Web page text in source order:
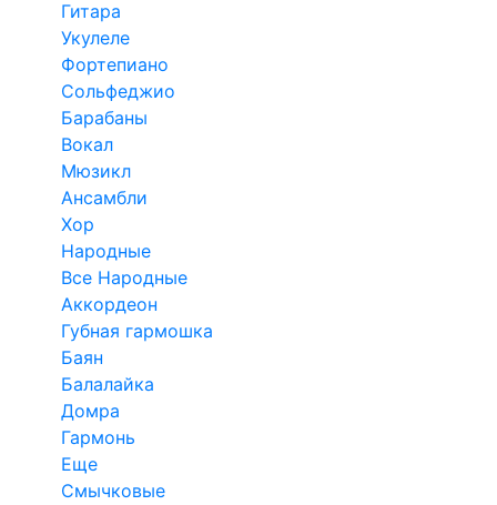
Гитара
Укулеле
Фортепиано
Сольфеджио
Барабаны
Вокал
Мюзикл
Ансамбли
Хор
Народные
Все Народные
Аккордеон
Губная гармошка
Баян
Балалайка
Домра
Гармонь
Еще
Смычковые